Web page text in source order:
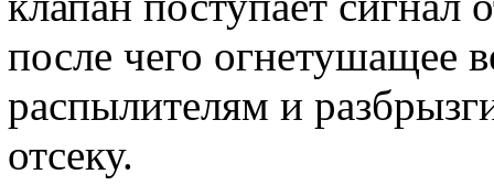
после чего огнетушащее
распылителям и
отсеку.